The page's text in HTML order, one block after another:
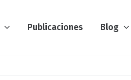
Publicaciones Blog